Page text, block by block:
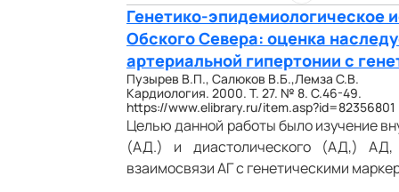
Генетико-эпидемиологическое
Обского Севера: оценка
артериальной гипертонии с
Пузырев В.П., Салюков В.Б.,Лемза С.В.
Кардиология. 2000. Т. 27. № 8. С.46-49.
https://www.elibrary.ru/item.asp?id=82356801
Целью данной работы было изучение
(АД.) и диастолического (АД,) АД,
взаимосвязи АГ с генетическими